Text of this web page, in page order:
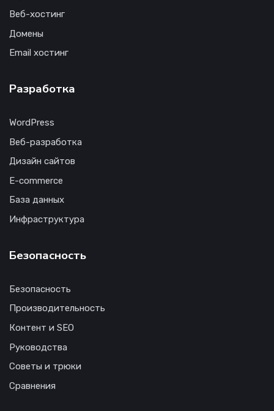
Веб-хостинг
Домены
Email хостинг
Разработка
WordPress
Веб-разработка
Дизайн сайтов
E-commerce
База данных
Инфраструктура
Безопасность
Безопасность
Производительность
Контент и SEO
Руководства
Советы и трюки
Сравнения